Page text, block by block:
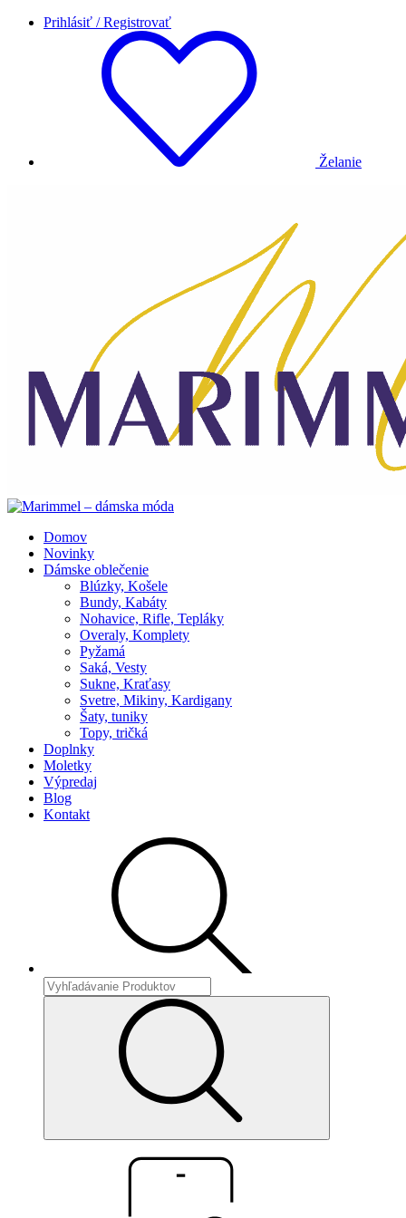
Prihlásiť / Registrovať
Želanie
Domov
Novinky
Dámske oblečenie
Blúzky, Košele
Bundy, Kabáty
Nohavice, Rifle, Tepláky
Overaly, Komplety
Pyžamá
Saká, Vesty
Sukne, Kraťasy
Svetre, Mikiny, Kardigany
Šaty, tuniky
Topy, tričká
Doplnky
Moletky
Výpredaj
Blog
Kontakt